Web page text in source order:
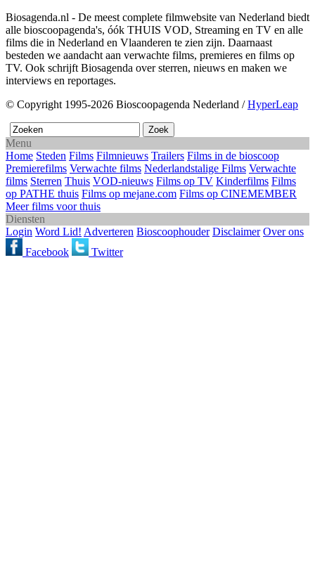
Biosagenda.nl - De meest complete filmwebsite van Nederland biedt
alle bioscoopagenda's, óók THUIS VOD, Streaming en TV en alle
films die in Nederland en Vlaanderen te zien zijn. Daarnaast
besteden we aandacht aan verwachte films, premieres en films op
TV. Ook schrijft Biosagenda over sterren, nieuws en maken we
interviews en reportages.
© Copyright 1995-2026 Bioscoopagenda Nederland /HyperLeap
Menu
Home Steden Films Filmnieuws Trailers Films in de bioscoop
Premierefilms Verwachte films Nederlandstalige Films Verwachte
films Sterren Thuis VOD-nieuws Films op TV Kinderfilms Films
op PATHE thuis Films op mejane.com Films op CINEMEMBER
Meer films voor thuis
Diensten
Login Word Lid! Adverteren Bioscoophouder Disclaimer Over ons
Facebook
Twitter